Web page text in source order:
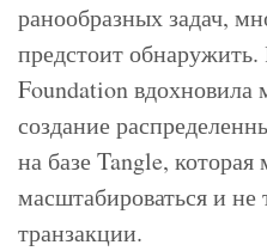
ранообразных задач,
предстоит
Foundation вдохновила
создание
на базе Tangle,
масштабироваться и не
транзакции.